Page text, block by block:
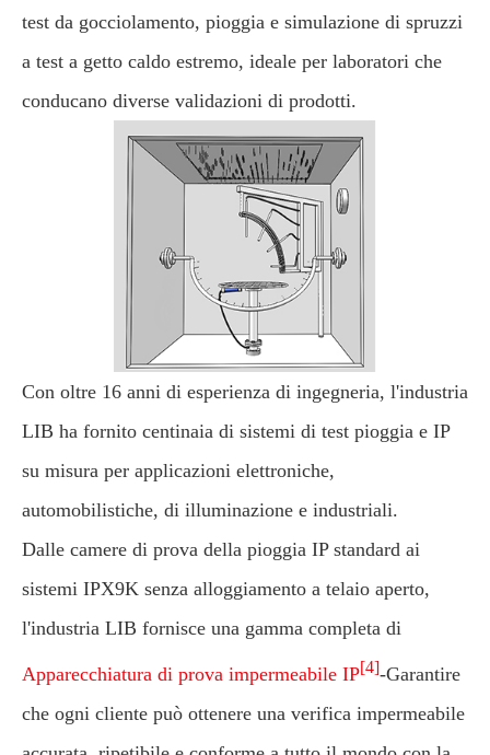
test da gocciolamento, pioggia e simulazione di spruzzi
a test a getto caldo estremo, ideale per laboratori che
conducano diverse validazioni di prodotti.
Con oltre 16 anni di esperienza di ingegneria, l'industria
LIB ha fornito centinaia di sistemi di test pioggia e IP
su misura per applicazioni elettroniche,
automobilistiche, di illuminazione e industriali.
Dalle camere di prova della pioggia IP standard ai
sistemi IPX9K senza alloggiamento a telaio aperto,
l'industria LIB fornisce una gamma completa di
Apparecchiatura di prova impermeabile IP[4]-Garantire
che ogni cliente può ottenere una verifica impermeabile